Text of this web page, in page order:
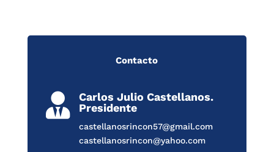
Contacto

Carlos Julio Castellanos.
Presidente
castellanosrincon57@gmail.com
castellanosrincon@yahoo.com